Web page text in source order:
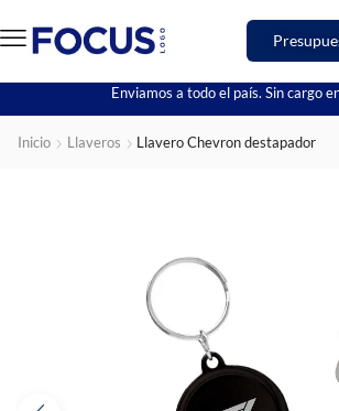
Enviamos a todo el país. Sin cargo
Inicio Llaveros Llavero Chevron destapador